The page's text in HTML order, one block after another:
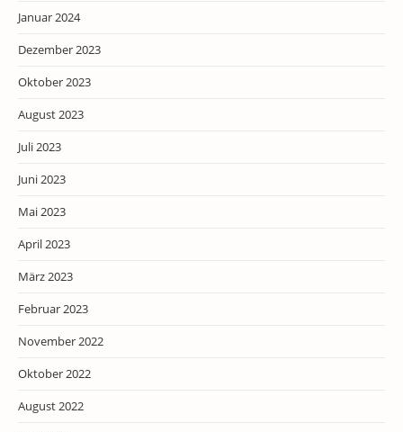
Januar 2024
Dezember 2023
Oktober 2023
August 2023
Juli 2023
Juni 2023
Mai 2023
April 2023
März 2023
Februar 2023
November 2022
Oktober 2022
August 2022